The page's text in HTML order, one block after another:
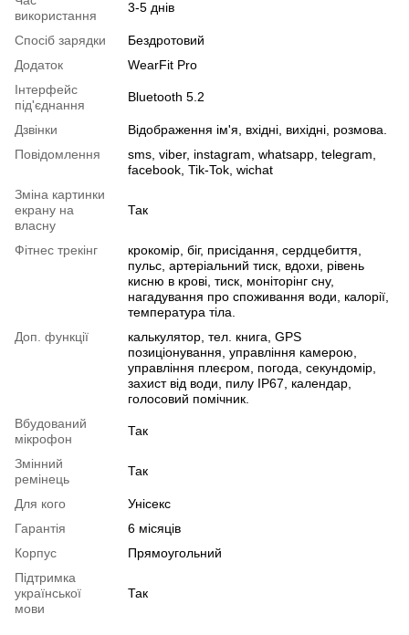
використання
3-5 днів
Спосіб зарядки
Бездротовий
Додаток
WearFit Pro
Інтерфейс
під'єднання
Bluetooth 5.2
Дзвінки
Відображення ім'я, вхідні, вихідні, розмова.
Повідомлення
sms, viber, instagram, whatsapp, telegram,
facebook, Tik-Tok, wichat
Зміна картинки
екрану на
власну
Так
Фітнес трекінг
крокомір, біг, присідання, сердцебиття,
пульс, артеріальний тиск, вдохи, рівень
кисню в крові, тиск, моніторінг сну,
нагадування про споживання води, калорії,
температура тіла.
Доп. функції
калькулятор, тел. книга, GPS
позиціонування, управління камерою,
управління плеєром, погода, секундомір,
захист від води, пилу IP67, календар,
голосовий помічник.
Вбудований
мікрофон
Так
Змінний
ремінець
Так
Для кого
Унісекс
Гарантія
6 місяців
Корпус
Прямоугольний
Підтримка
української
мови
Так